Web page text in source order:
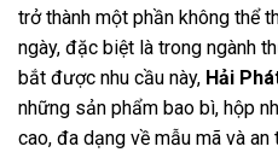
trở thành một phần không thể
ngày, đặc biệt là trong ngành
bắt được nhu cầu này, Hải
những sản phẩm bao bì, hộp
cao, đa dạng về mẫu mã và